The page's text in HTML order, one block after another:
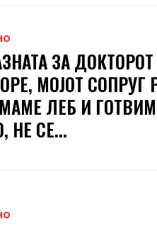
ЗА
МОЈОТ СОПРУГ
ЛЕБ И
НЕ СЕ...